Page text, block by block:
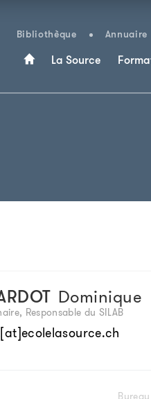
Bibliothèque Annuaire
La Source
Dominique
Responsable du SILAB
Bureau